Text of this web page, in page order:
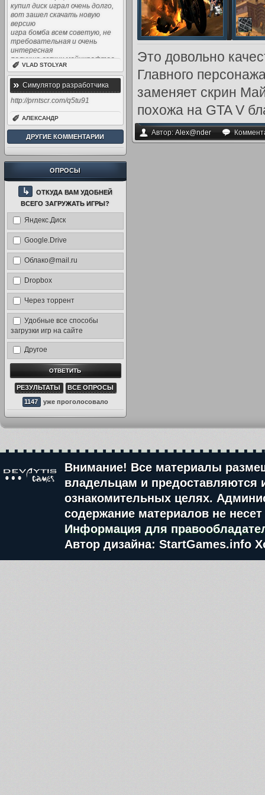
Это довольно
Главного
заменяет скрин
похожа на GTA V
Автор: Alex@nder
купил диск играл очень долго,
вот зашел скачать новую
версию
игра бомба всем советую, не
требовательная и очень
интересная
получше всяких майнкрафтов
✐ VLAD STOLYAR
» Симулятор разработчика
игр / Game Dev Tycoon v1.5.12
(2013) [Rus / UA / Eng] +
редактор
http://prntscr.com/q5tu91
✐ АЛЕКСАНДР
ДРУГИЕ КОММЕНТАРИИ
ОПРОСЫ
↳
ОТКУДА ВАМ УДОБНЕЙ
ВСЕГО ЗАГРУЖАТЬ ИГРЫ?
Яндекс.Диск
Google.Drive
Облако@mail.ru
Dropbox
Через торрент
Удобные все способы
загрузки игр на сайте
Другое
РЕЗУЛЬТАТЫ
ВСЕ ОПРОСЫ
1147
уже проголосовало
Внимание! Все материалы
владельцам и предоставляются
ознакомительных целях.
содержание материалов не
Информация для
Автор дизайна: StartGames.info